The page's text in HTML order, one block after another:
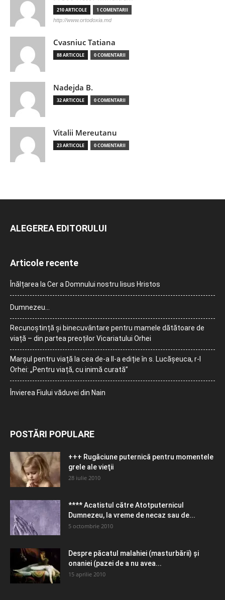
210 ARTICOLE 1 COMENTARII
http://www.ortodoxia.md
Cvasniuc Tatiana
88 ARTICOLE 0 COMENTARII
Nadejda B.
32 ARTICOLE 0 COMENTARII
Vitalii Mereutanu
23 ARTICOLE 0 COMENTARII
ALEGEREA EDITORULUI
Articole recente
Înălțarea la Cer a Domnului nostru Iisus Hristos
Dumnezeu…
Recunoștință și binecuvântare pentru mamele dătătoare de
viață – din partea preoților Vicariatului Orhei
Marșul pentru viață la cea de-a II-a ediție în s. Lucășeuca, r-l
Orhei: „Pentru viață, cu inimă curată”
Învierea Fiului văduvei din Nain
POSTĂRI POPULARE
+++ Rugăciune puternică pentru momentele
grele ale vieţii
28 iulie 2010
**** Acatistul către Atotputernicul
Dumnezeu, la vreme de necaz sau de...
5 octombrie 2010
Despre păcatul malahiei (masturbării) şi
onaniei (pazei de a nu avea...
15 aprilie 2010